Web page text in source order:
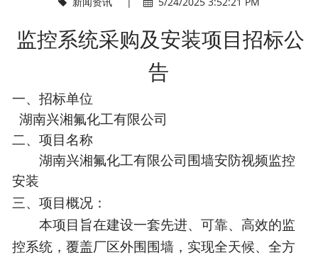
o
n
监控系统采购及安装项目招标公
告
一、招标单位
湖南兴湘氟化工有限公司
二、项目名称
湖南兴湘氟化工有限公司围墙安防视频监控
安装
三、项目概况：
本项目旨在建设一套先进、可靠、高效的监
控系统，覆盖厂区外围围墙 ，实现全天候、全方